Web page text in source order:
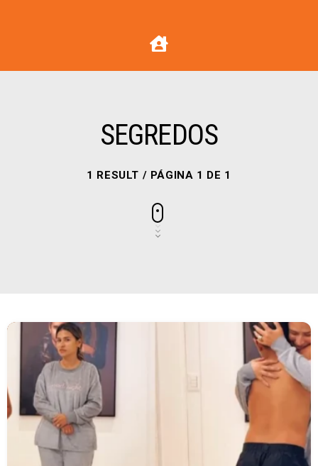
SEGREDOS
1 RESULT / PÁGINA 1 DE 1